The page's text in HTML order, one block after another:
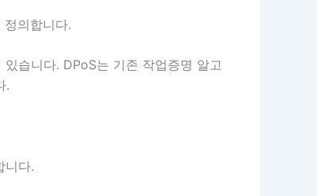
의합니다.
습니다. DPoS는 기존 작업증명 알고
.
니다.